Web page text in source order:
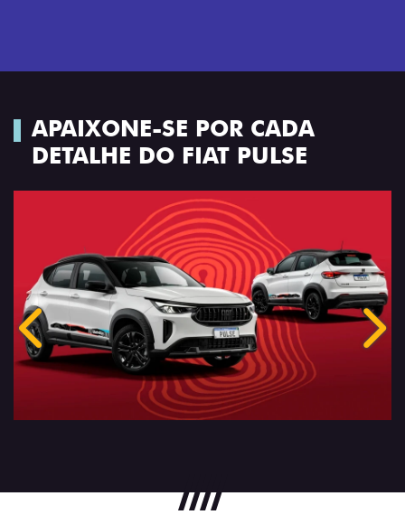
APAIXONE-SE POR CADA
DETALHE DO FIAT PULSE
Anterior